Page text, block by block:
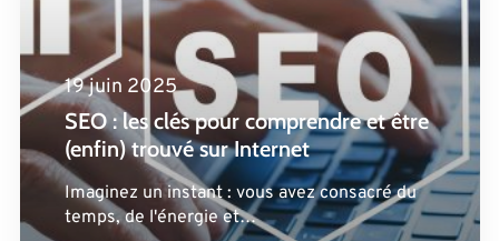
19 juin 2025
SEO : les clés pour comprendre et être
(enfin) trouvé sur Internet
Imaginez un instant : vous avez consacré du
temps, de l'énergie et…